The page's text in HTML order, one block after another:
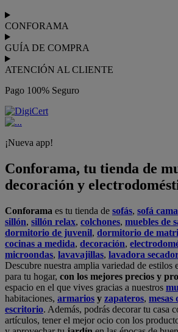
CONFORAMA
GUÍA DE COMPRA
ATENCIÓN AL CLIENTE
Pago 100% Seguro
¡Nueva app!
Conforama, tu tienda de
decoración y
Conforama es tu tienda de sofás, sofá cama
sillón, sillón relax, colchones, muebles de
dormitorio de juvenil, dormitorio de
cocinas a medida, decoración,
microondas, lavavajillas, lavadora
Descubre nuestra amplia variedad de estilos
para tu hogar, con los mejores precios y
espacio en el que vives gracias a nuestros
habitaciones, armarios y zapateros, mesas
escritorio. Además, podrás decorar tu casa
artículos, tener el mejor ocio con los